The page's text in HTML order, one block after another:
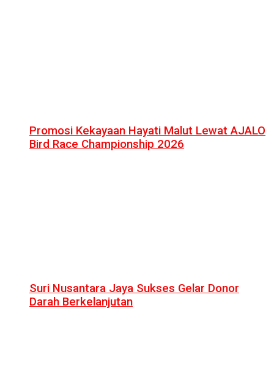
Promosi Kekayaan Hayati Malut Lewat AJALO
Bird Race Championship 2026
Suri Nusantara Jaya Sukses Gelar Donor
Darah Berkelanjutan